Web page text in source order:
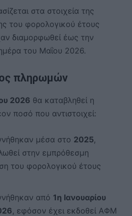
στα στοιχεία της
του φορολογικού έτους
διαμορφωθεί έως την
του Μαΐου 2026.
πληρωμών
2026 θα καταβληθεί η
ποσό που αντιστοιχεί:
μέσα στο 2025,
στην εμπρόθεσμη
του φορολογικού έτους
από 1η Ιανουαρίου
, εφόσον έχει εκδοθεί ΑΦΜ